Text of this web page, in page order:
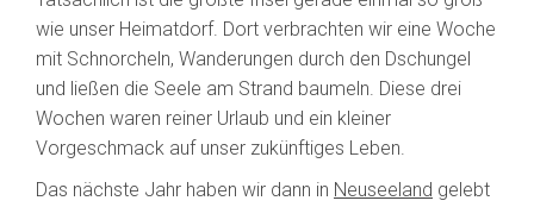
wie unser Heimatdorf. Dort verbrachten wir eine Woche
mit Schnorcheln, Wanderungen durch den Dschungel
und ließen die Seele am Strand baumeln. Diese drei
Wochen waren reiner Urlaub und ein kleiner
Vorgeschmack auf unser zukünftiges Leben.
Das nächste Jahr haben wir dann in Neuseeland gelebt